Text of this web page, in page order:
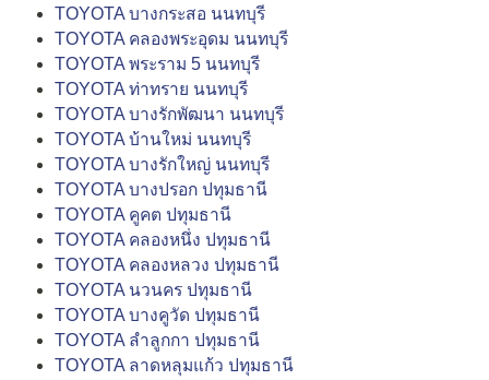
TOYOTA บางกระสอ นนทบุรี
TOYOTA คลองพระอุดม นนทบุรี
TOYOTA พระราม 5 นนทบุรี
TOYOTA ท่าทราย นนทบุรี
TOYOTA บางรักพัฒนา นนทบุรี
TOYOTA บ้านใหม่ นนทบุรี
TOYOTA บางรักใหญ่ นนทบุรี
TOYOTA บางปรอก ปทุมธานี
TOYOTA คูคต ปทุมธานี
TOYOTA คลองหนึ่ง ปทุมธานี
TOYOTA คลองหลวง ปทุมธานี
TOYOTA นวนคร ปทุมธานี
TOYOTA บางคูวัด ปทุมธานี
TOYOTA ลำลูกกา ปทุมธานี
TOYOTA ลาดหลุมแก้ว ปทุมธานี